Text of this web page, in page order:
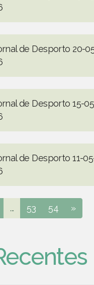
de Desporto 20-
de Desporto 15-
de Desporto 11-
... 53 54 »